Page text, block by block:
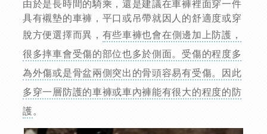
由於是長時間的騎乘，還是建議在車褲裡面穿一件
具有襯墊的車褲，平口或吊帶就因人的舒適度或穿
脫方便選擇而異， 有些車褲也會在側邊加上防護，
很多摔車會受傷的部位也多於側面。受傷的程度多
為外傷或是骨盆兩側突出的骨頭容易有受傷。因此
多穿一層防護的車褲或車內褲能有很大的程度的防
護。